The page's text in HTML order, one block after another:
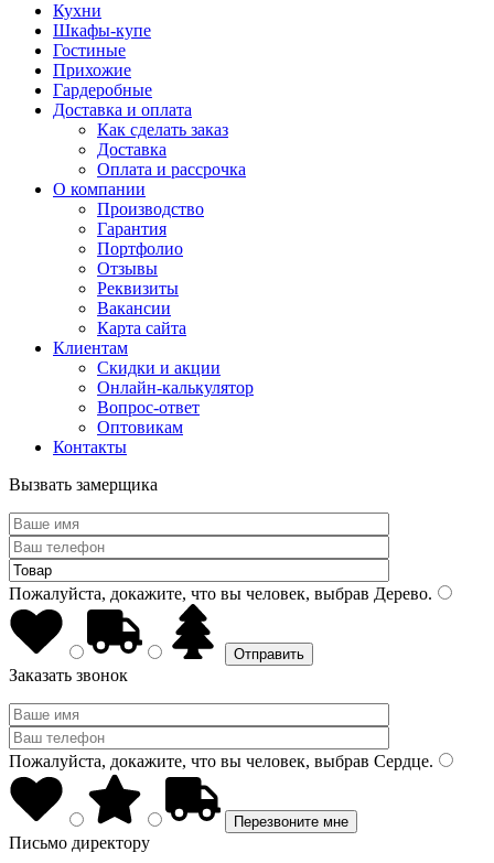
Кухни
Шкафы-купе
Гостиные
Прихожие
Гардеробные
Доставка и оплата
Как сделать заказ
Доставка
Оплата и рассрочка
О компании
Производство
Гарантия
Портфолио
Отзывы
Реквизиты
Вакансии
Карта сайта
Клиентам
Скидки и акции
Онлайн-калькулятор
Вопрос-ответ
Оптовикам
Контакты
Вызвать замерщика
Пожалуйста, докажите, что вы человек, выбрав Дерево.
Заказать звонок
Пожалуйста, докажите, что вы человек, выбрав Сердце.
Письмо директору